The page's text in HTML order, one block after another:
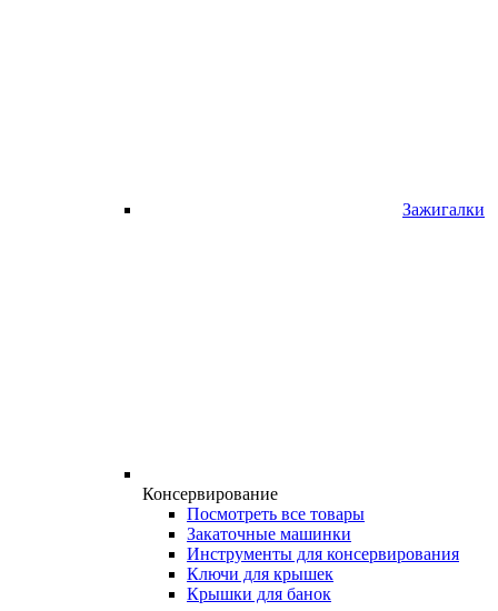
Зажигалки
Консервирование
Посмотреть все товары
Закаточные машинки
Инструменты для консервирования
Ключи для крышек
Крышки для банок